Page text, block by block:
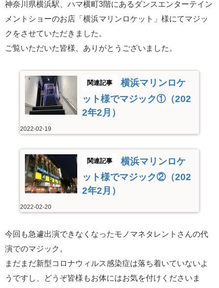
神奈川県横浜駅、ハマ横町3階にあるダンスエンターテイン
メントショーのお店「横浜マリンロケット」様にてマジッ
クをさせていただきました。
ご覧いただいた皆様、ありがとうございました。
横浜マリンロケ
ット様でマジック①（202
2年2月）
2022-02-19
横浜マリンロケ
ット様でマジック②（202
2年2月）
2022-02-20
今回も急遽出演できなくなったモノマネタレントさんの代
演でのマジック。
まだまだ新型コロナウィルス感染症は落ち着いていないよ
うですし、どうぞ皆様もお体にはお気を付けくださいま